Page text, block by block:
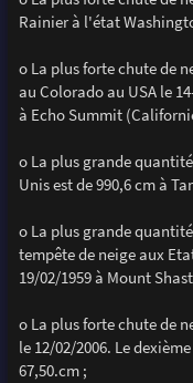
Rainier à l'état
o La plus forte chute de
au Colorado au USA le
à Echo Summit
o La plus grande
Unis est de 990,6 cm à
o La plus grande
tempête de neige aux
19/02/1959 à Mount
o La plus forte chute de
le 12/02/2006. Le
67,50.cm ;